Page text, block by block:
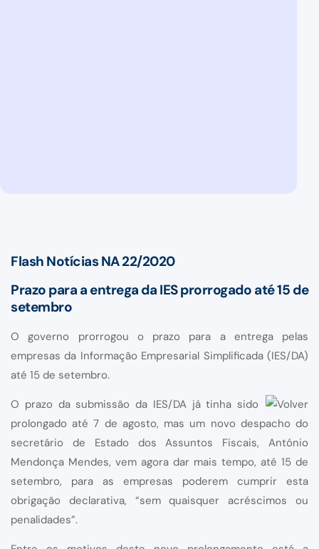
Flash Notícias NA 22/2020
Prazo para a entrega da IES prorrogado até 15 de
setembro
O governo prorrogou o prazo para a entrega pelas
empresas da Informação Empresarial Simplificada (IES/DA)
até 15 de setembro.
O prazo da submissão da IES/DA já tinha sido
prolongado até 7 de agosto, mas um novo despacho do
secretário de Estado dos Assuntos Fiscais, António
Mendonça Mendes, vem agora dar mais tempo, até 15 de
setembro, para as empresas poderem cumprir esta
obrigação declarativa, “sem quaisquer acréscimos ou
penalidades”.